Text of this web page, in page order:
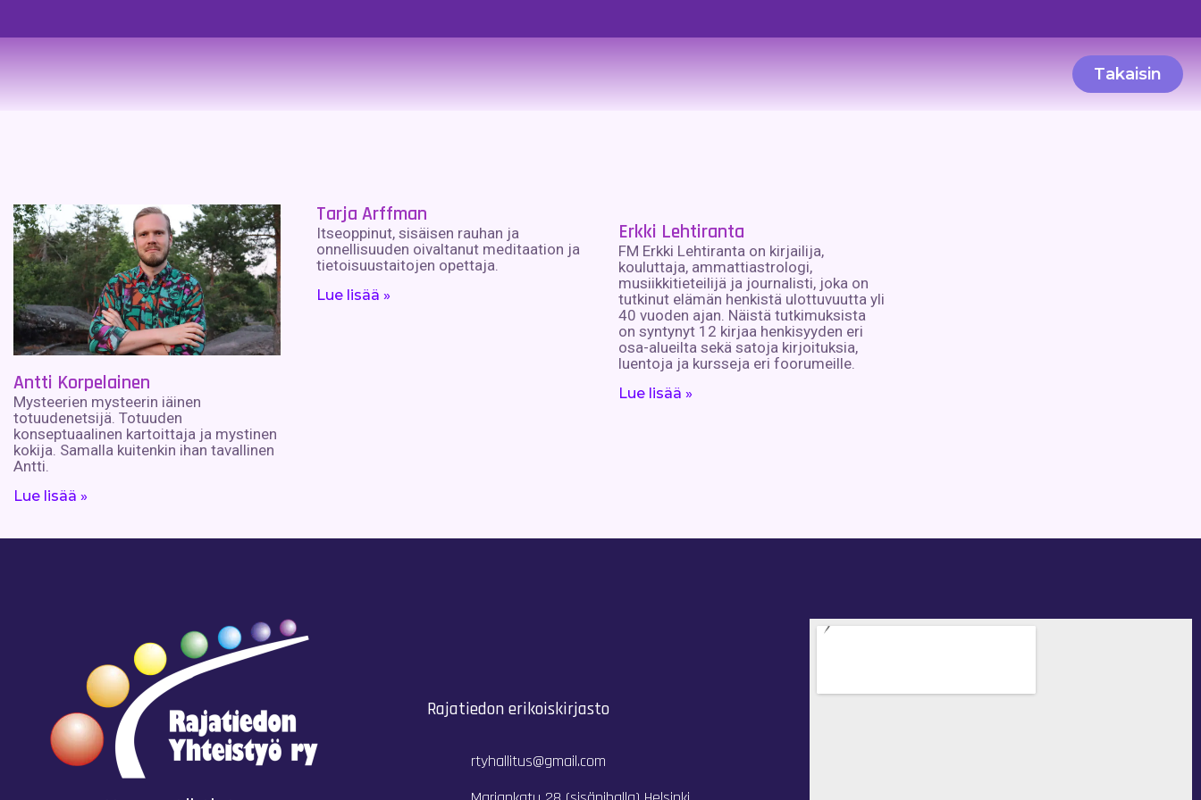
Takaisin
Antti Korpelainen
Mysteerien mysteerin iäinen
totuudenetsijä. Totuuden
konseptuaalinen kartoittaja ja mystinen
kokija. Samalla kuitenkin ihan tavallinen
Antti.
Lue lisää »
Tarja Arffman
Itseoppinut, sisäisen rauhan ja
onnellisuuden oivaltanut meditaation ja
tietoisuustaitojen opettaja.
Lue lisää »
Erkki Lehtiranta
FM Erkki Lehtiranta on kirjailija,
kouluttaja, ammattiastrologi,
musiikkitieteilijä ja journalisti, joka on
tutkinut elämän henkistä ulottuvuutta yli
40 vuoden ajan. Näistä tutkimuksista
on syntynyt 12 kirjaa henkisyyden eri
osa-alueilta sekä satoja kirjoituksia,
luentoja ja kursseja eri foorumeille.
Lue lisää »
Rajatiedon erikoiskirjasto
rtyhallitus@gmail.com